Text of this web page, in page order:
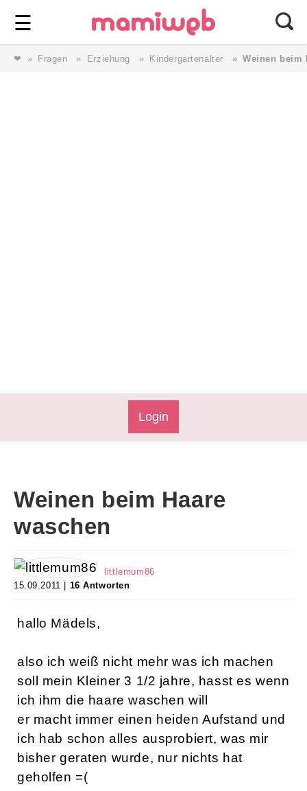
☰ ⎯ Wir lieben Familie ⎯
❤ Fragen Erziehung Kindergartenalter Weinen beim
Login
Weinen beim Haare
waschen
littlemum86
15.09.2011 | 16 Antworten
hallo Mädels,
also ich weiß nicht mehr was ich machen
soll mein Kleiner 3 1/2 jahre, hasst es wenn
ich ihm die haare waschen will
er macht immer einen heiden Aufstand und
ich hab schon alles ausprobiert, was mir
bisher geraten wurde, nur nichts hat
geholfen =(